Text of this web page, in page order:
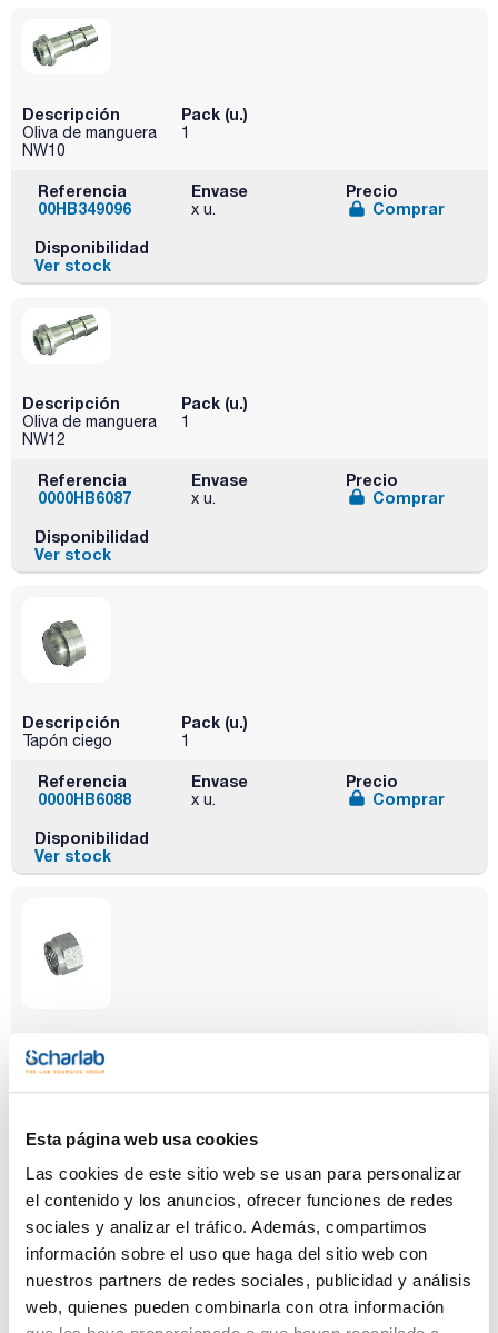
Esta página web usa cookies
Las cookies de este sitio web se usan para personalizar
el contenido y los anuncios, ofrecer funciones de redes
sociales y analizar el tráfico. Además, compartimos
información sobre el uso que haga del sitio web con
nuestros partners de redes sociales, publicidad y análisis
web, quienes pueden combinarla con otra información
Descripción
Oliva de manguera
NW10
Pack (u.)
1
Referencia
00HB349096
Envase
x u.
Precio
Comprar
Disponibilidad
Ver stock
Descripción
Oliva de manguera
NW12
Pack (u.)
1
Referencia
0000HB6087
Envase
x u.
Precio
Comprar
Disponibilidad
Ver stock
Descripción
Tapón ciego
Pack (u.)
1
Referencia
0000HB6088
Envase
x u.
Precio
Comprar
Disponibilidad
Ver stock
Descripción
Tuerca de racor
Disponibilidad
Ver stock